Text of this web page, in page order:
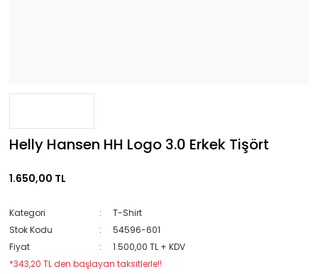
Helly Hansen HH Logo 3.0 Erkek Tişört
1.650,00 TL
Kategori
T-Shirt
Stok Kodu
54596-601
Fiyat
1.500,00 TL + KDV
*343,20 TL den başlayan taksitlerle!!